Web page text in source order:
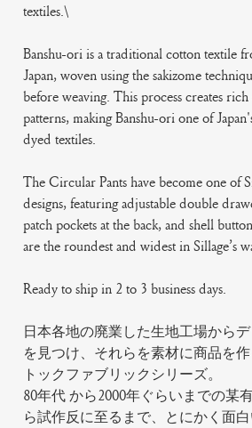
textiles.\
Banshu-ori is a traditional cotton textile
Japan, woven using the sakizome
before weaving. This process creates
patterns, making Banshu-ori one of
dyed textiles.
The Circular Pants have become one of
designs, featuring adjustable double
patch pockets at the back, and shell
are the roundest and widest in Sillage’s
Ready to ship in 2 to 3 business days.
日本各地の廃業した生地工場から
を見つけ、それらを素材に商品を
トックファブリックシリーズ。
80年代 から2000年ぐらいまでの某
ら試作反に至るまで、とにかく面